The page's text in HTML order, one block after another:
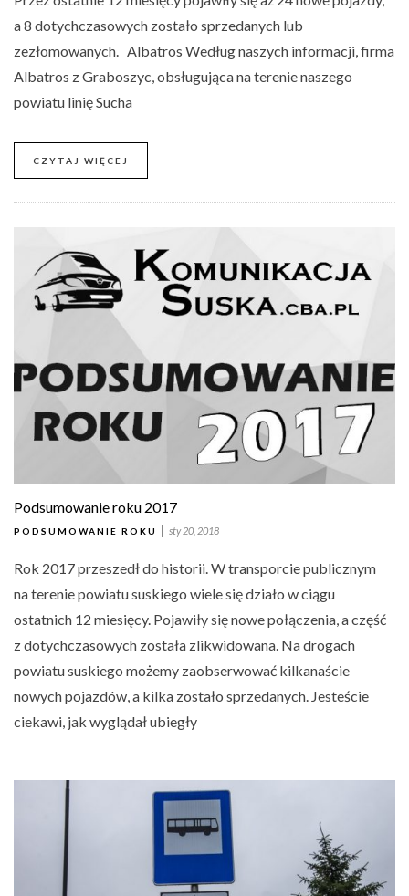
a 8 dotychczasowych zostało sprzedanych lub
zezłomowanych. Albatros Według naszych informacji, firma
Albatros z Graboszyc, obsługująca na terenie naszego
powiatu linię Sucha
CZYTAJ WIĘCEJ
Podsumowanie roku 2017
PODSUMOWANIE ROKU sty 20, 2018
Rok 2017 przeszedł do historii. W transporcie publicznym
na terenie powiatu suskiego wiele się działo w ciągu
ostatnich 12 miesięcy. Pojawiły się nowe połączenia, a część
z dotychczasowych została zlikwidowana. Na drogach
powiatu suskiego możemy zaobserwować kilkanaście
nowych pojazdów, a kilka zostało sprzedanych. Jesteście
ciekawi, jak wyglądał ubiegły